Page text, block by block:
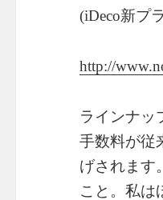
(iDeco新プ
http://
ラインナッ
手数料が従
げされます
こと。私は